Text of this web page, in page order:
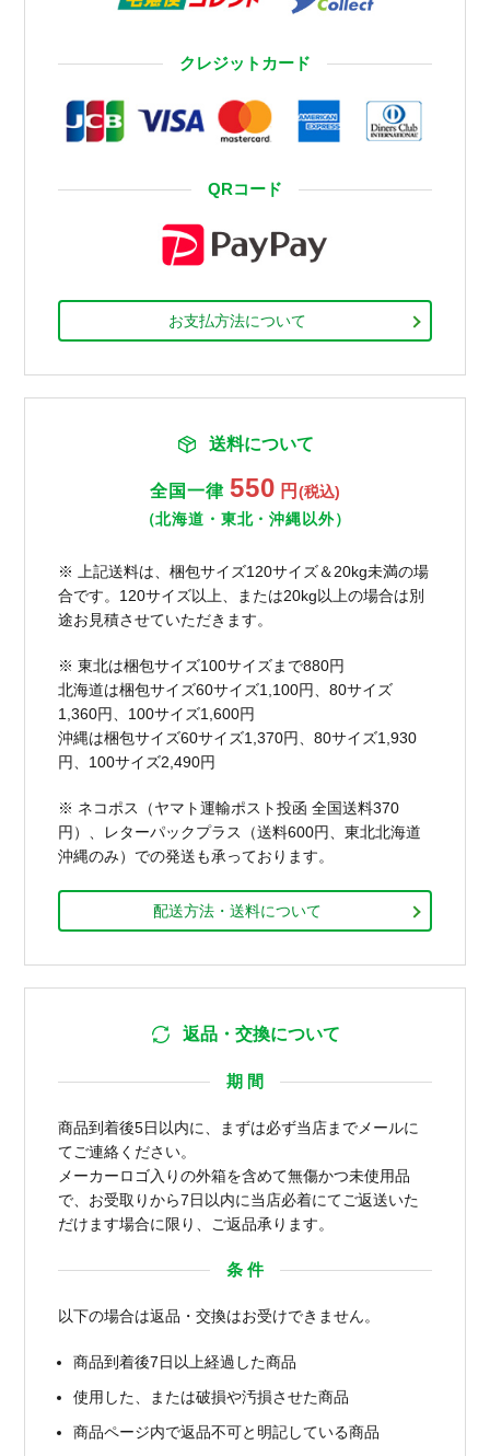
クレジットカード
QRコード
お支払方法について
送料について
全国一律 550 円 (税込)
（北海道・東北・沖縄以外）
※ 上記送料は、梱包サイズ120サイズ＆20kg未満の場
合です。120サイズ以上、または20kg以上の場合は別
途お見積させていただきます。
※ 東北は梱包サイズ100サイズまで880円
北海道は梱包サイズ60サイズ1,100円、80サイズ
1,360円、100サイズ1,600円
沖縄は梱包サイズ60サイズ1,370円、80サイズ1,930
円、100サイズ2,490円
※ ネコポス（ヤマト運輸ポスト投函 全国送料370
円）、レターパックプラス（送料600円、東北北海道
沖縄のみ）での発送も承っております。
配送方法・送料について
返品・交換について
期 間
商品到着後5日以内に、まずは必ず当店までメールに
てご連絡ください。
メーカーロゴ入りの外箱を含めて無傷かつ未使用品
で、お受取りから7日以内に当店必着にてご返送いた
だけます場合に限り、ご返品承ります。
条 件
以下の場合は返品・交換はお受けできません。
商品到着後7日以上経過した商品
使用した、または破損や汚損させた商品
商品ページ内で返品不可と明記している商品